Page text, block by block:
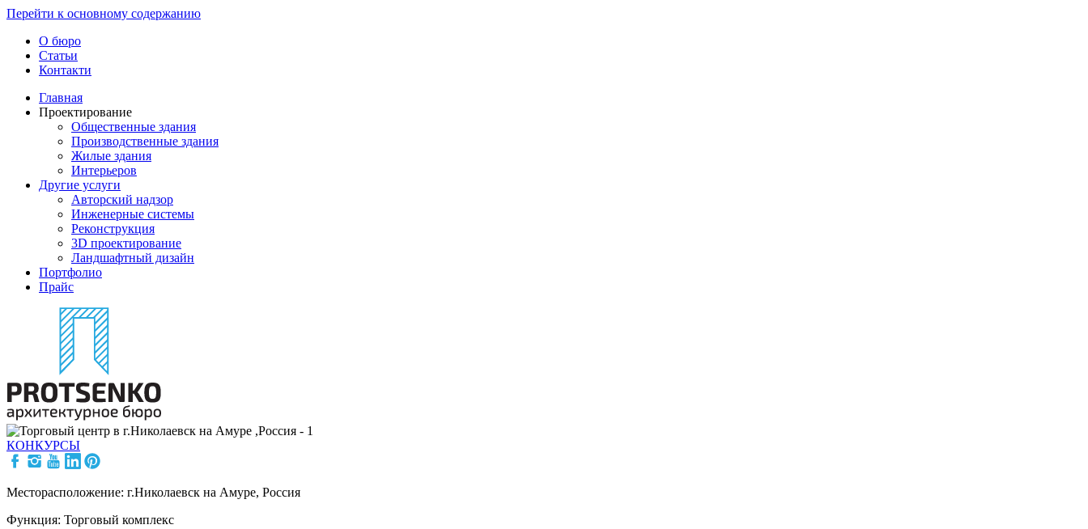
Перейти к основному содержанию
О бюро
Статьи
Контакти
Главная
Проектирование
Общественные здания
Производственные здания
Жилые здания
Интерьеров
Другие услуги
Авторский надзор
Инженерные системы
Реконструкция
3D проектирование
Ландшафтный дизайн
Портфолио
Прайс
КОНКУРСЫ
Месторасположение: г.Николаевск на Амуре, Россия
Функция: Торговый комплекс